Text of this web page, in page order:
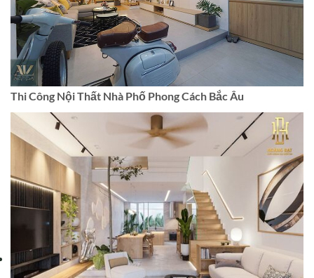
Thi Công Nội Thất Nhà Phố Phong Cách Bắc Âu